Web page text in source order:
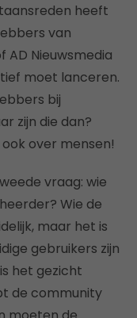
heeft
van
AD Nieuwsmedia
moet lanceren.
bij
zijn die dan?
over mensen!
vraag: wie
Wie de
maar het is
gebruikers zijn
het gezicht
de community